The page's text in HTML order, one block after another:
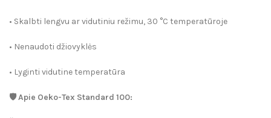
• Skalbti lengvu ar vidutiniu režimu, 30 °C temperatūroje
• Nenaudoti džiovyklės
• Lyginti vidutine temperatūra
🛡️Apie Oeko-Tex Standard 100: